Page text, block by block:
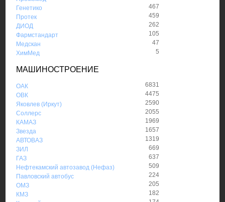
Генетико
467
Протек
459
ДИОД
262
Фармстандарт
105
Медскан
47
ХимМед
5
МАШИНОСТРОЕНИЕ
ОАК
6831
ОВК
4475
Яковлев (Иркут)
2590
Соллерс
2055
КАМАЗ
1969
Звезда
1657
АВТОВАЗ
1319
ЗИЛ
669
ГАЗ
637
Нефтекамский автозавод (Нефаз)
509
Павловский автобус
224
ОМЗ
205
КМЗ
182